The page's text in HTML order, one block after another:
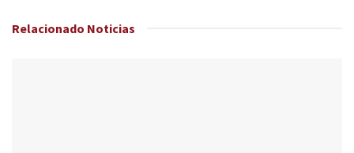
Relacionado Noticias